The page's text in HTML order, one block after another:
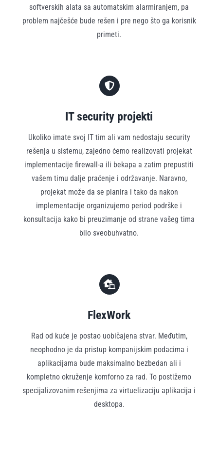
softverskih alata sa automatskim alarmiranjem, pa
problem najčešće bude rešen i pre nego što ga korisnik
primeti.
IT security projekti
Ukoliko imate svoj IT tim ali vam nedostaju security
rešenja u sistemu, zajedno ćemo realizovati projekat
implementacije firewall-a ili bekapa a zatim prepustiti
vašem timu dalje praćenje i održavanje. Naravno,
projekat može da se planira i tako da nakon
implementacije organizujemo period podrške i
konsultacija kako bi preuzimanje od strane vašeg tima
bilo sveobuhvatno.
FlexWork
Rad od kuće je postao uobičajena stvar. Međutim,
neophodno je da pristup kompanijskim podacima i
aplikacijama bude maksimalno bezbedan ali i
kompletno okruženje komforno za rad. To postižemo
specijalizovanim rešenjima za virtuelizaciju aplikacija i
desktopa.